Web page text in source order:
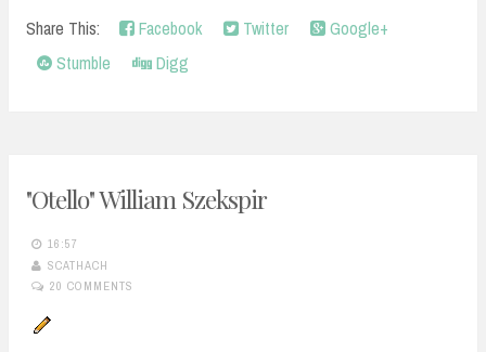
Share This: Facebook Twitter
Google+
Stumble
Digg
"Otello" William Szekspir
16:57
SCATHACH
20 COMMENTS